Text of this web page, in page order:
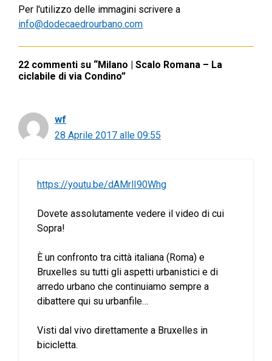
Per l'utilizzo delle immagini scrivere a
info@dodecaedrourbano.com
22 commenti su “Milano | Scalo Romana – La
ciclabile di via Condino”
wf
28 Aprile 2017 alle 09:55
https://youtu.be/dAMrlI90Whg
Dovete assolutamente vedere il video di cui
Sopra!
È un confronto tra città italiana (Roma) e
Bruxelles su tutti gli aspetti urbanistici e di
arredo urbano che continuiamo sempre a
dibattere qui su urbanfile…
Visti dal vivo direttamente a Bruxelles in
bicicletta.